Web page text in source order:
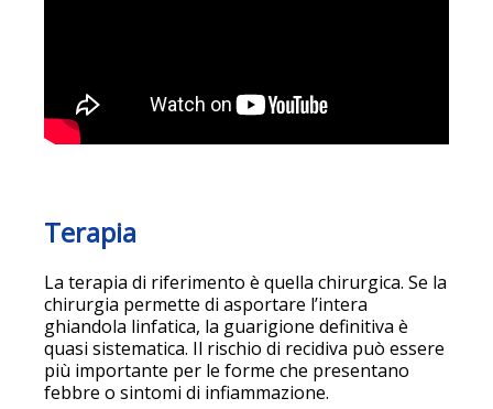
Terapia
La terapia di riferimento è quella chirurgica. Se la
chirurgia permette di asportare l’intera
ghiandola linfatica, la guarigione definitiva è
quasi sistematica. Il rischio di recidiva può essere
più importante per le forme che presentano
febbre o sintomi di infiammazione.